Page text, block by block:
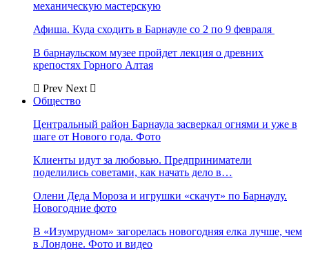
механическую мастерскую
Афиша. Куда сходить в Барнауле со 2 по 9 февраля
В барнаульском музее пройдет лекция о древних
крепостях Горного Алтая
Prev Next
Общество
Центральный район Барнаула засверкал огнями и уже в
шаге от Нового года. Фото
Клиенты идут за любовью. Предприниматели
поделились советами, как начать дело в…
Олени Деда Мороза и игрушки «скачут» по Барнаулу.
Новогодние фото
В «Изумрудном» загорелась новогодняя елка лучше, чем
в Лондоне. Фото и видео